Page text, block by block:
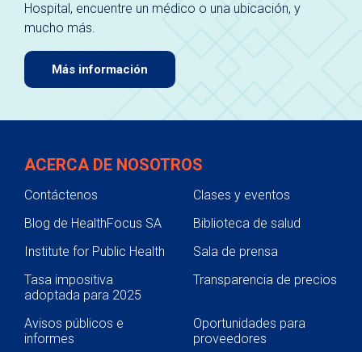
Hospital, encuentre un médico o una ubicación, y
mucho más.
Más información
ACERCA DE NOSOTROS
Contáctenos
Clases y eventos
Blog de HealthFocus SA
Biblioteca de salud
Institute for Public Health
Sala de prensa
Tasa impositiva
adoptada para 2025
Transparencia de precios
Avisos públicos e
informes
Oportunidades para
proveedores